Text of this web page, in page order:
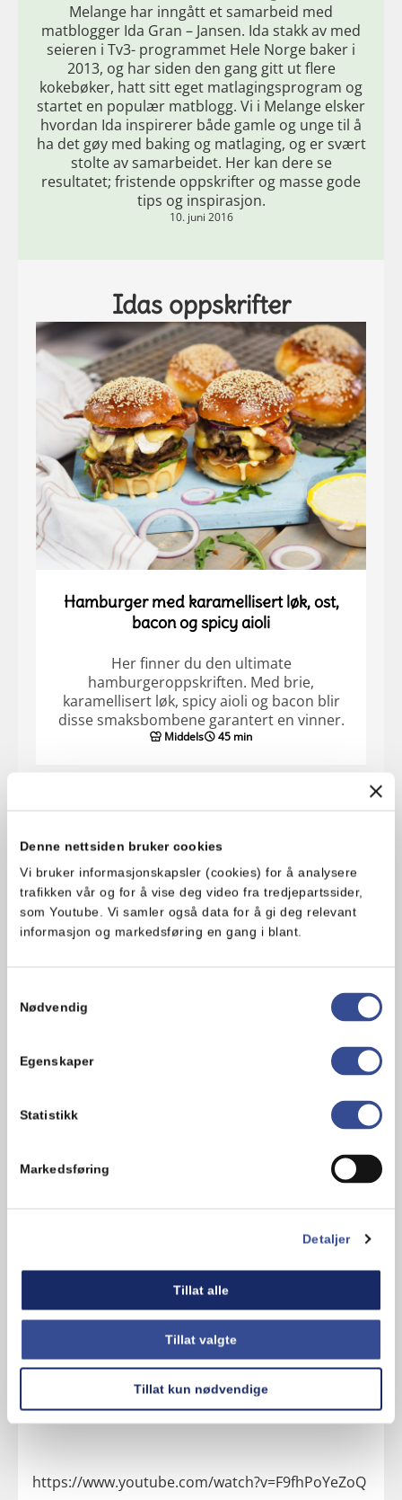
Denne nettsiden bruker cookies
Vi bruker informasjonskapsler (cookies) for å analysere
trafikken vår og for å vise deg video fra tredjepartssider,
som Youtube. Vi samler også data for å gi deg relevant
informasjon og markedsføring en gang i blant.
Nødvendig
Egenskaper
Statistikk
Markedsføring
Detaljer
Tillat alle
Tillat valgte
Tillat kun nødvendige
Melange har inngått et samarbeid med
matblogger Ida Gran – Jansen. Ida stakk av med
seieren i Tv3- programmet Hele Norge baker i
2013, og har siden den gang gitt ut flere
kokebøker, hatt sitt eget matlagingsprogram og
startet en populær matblogg. Vi i Melange elsker
hvordan Ida inspirerer både gamle og unge til å
ha det gøy med baking og matlaging, og er svært
stolte av samarbeidet. Her kan dere se
resultatet; fristende oppskrifter og masse gode
tips og inspirasjon.
10. juni 2016
Idas oppskrifter
Hamburger med karamellisert løk, ost,
bacon og spicy aioli
Her finner du den ultimate
hamburgeroppskriften. Med brie,
karamellisert løk, spicy aioli og bacon blir
disse smaksbombene garantert en vinner.
Middels 45 min
https://www.youtube.com/watch?v=frYxVNfRSyY
https://www.youtube.com/watch?v=F9fhPoYeZoQ